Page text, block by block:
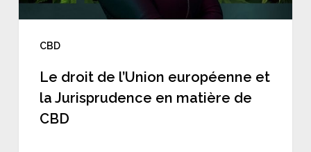
CBD
Jurisprudence
matière
CBD
Le droit de l’Union européenne et
la Jurisprudence en matière de
CBD